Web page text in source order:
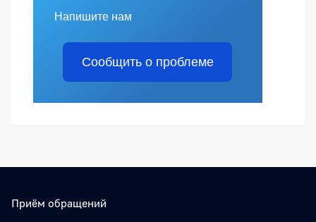
Напишите нам
Сообщить о проблеме
Приём обращений